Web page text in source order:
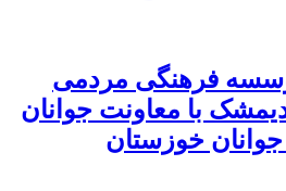
فرهنگی مردمی
با معاونت جوانان
خوزستان